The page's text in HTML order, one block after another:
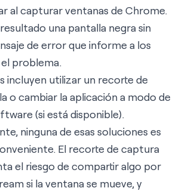
al capturar ventanas de Chrome.
una pantalla negra sin
de error que informe a los
problema.
incluyen utilizar un recorte de
o cambiar la aplicación a modo de
(si está disponible).
ninguna de esas soluciones es
El recorte de captura
el riesgo de compartir algo por
si la ventana se mueve, y